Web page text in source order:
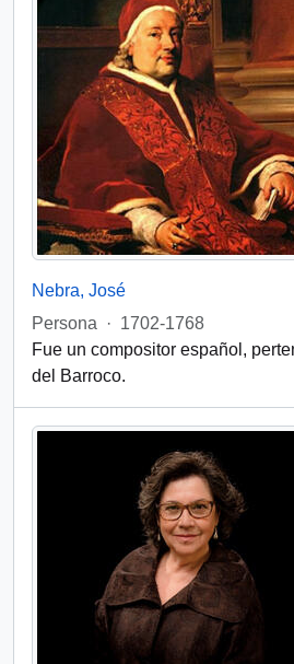
Nebra, José
Persona
· 1702-1768
Fue un compositor español,
del Barroco.